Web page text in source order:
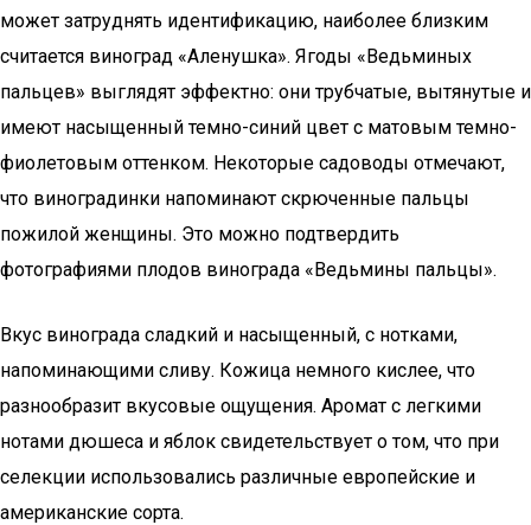
может затруднять идентификацию, наиболее близким
считается виноград «Аленушка». Ягоды «Ведьминых
пальцев» выглядят эффектно: они трубчатые, вытянутые и
имеют насыщенный темно-синий цвет с матовым темно-
фиолетовым оттенком. Некоторые садоводы отмечают,
что виноградинки напоминают скрюченные пальцы
пожилой женщины. Это можно подтвердить
фотографиями плодов винограда «Ведьмины пальцы».
Вкус винограда сладкий и насыщенный, с нотками,
напоминающими сливу. Кожица немного кислее, что
разнообразит вкусовые ощущения. Аромат с легкими
нотами дюшеса и яблок свидетельствует о том, что при
селекции использовались различные европейские и
американские сорта.